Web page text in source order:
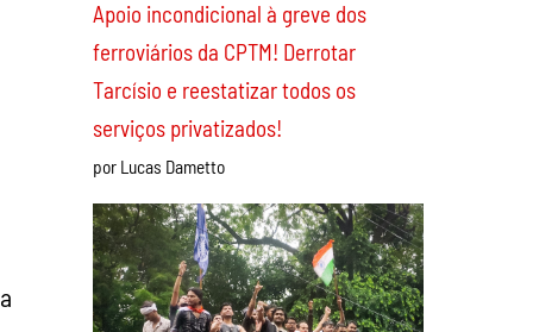
Apoio incondicional à greve dos
ferroviários da CPTM! Derrotar
Tarcísio e reestatizar todos os
serviços privatizados!